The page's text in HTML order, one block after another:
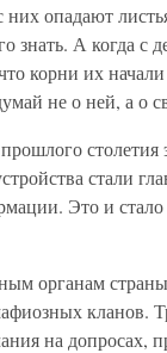
них опадают
знать. А когда с
корни их
не о ней, а о
столетия
стали
Это и стало
органам
кланов.
на допросах,